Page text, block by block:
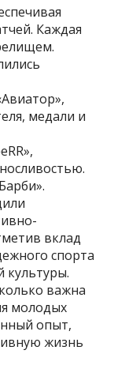
Каждая
медали и
вклад
спорта
культуры.
важна
молодых
опыт,
жизнь